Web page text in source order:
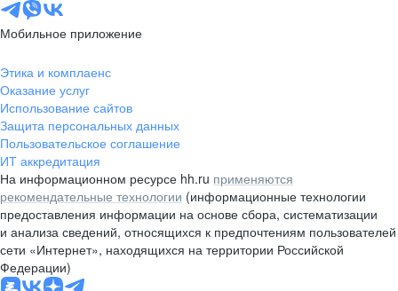
Мобильное приложение
Этика и комплаенс
Оказание услуг
Использование сайтов
Защита персональных данных
Пользовательское соглашение
ИТ аккредитация
На информационном ресурсе hh.ru применяются
рекомендательные технологии (информационные технологии
предоставления информации на основе сбора, систематизации
и анализа сведений, относящихся к предпочтениям пользователей
сети «Интернет», находящихся на территории Российской
Федерации)